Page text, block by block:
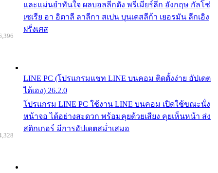
และแม่นยำทันใจ ผลบอลลีกดัง พรีเมียร์ลีก อังกฤษ กัลโช่
เซเรีย อา อิตาลี ลาลีกา สเปน บุนเดสลีก้า เยอรมัน ลีกเอิง
ฝรั่งเศส
LINE PC (โปรแกรมแชท LINE บนคอม ติดตั้งง่าย อัปเดต
ได้เอง) 26.2.0
โปรแกรม LINE PC ใช้งาน LINE บนคอม เปิดใช้ขณะนั่ง
หน้าจอ ได้อย่างสะดวก พร้อมคุยด้วยเสียง คุยเห็นหน้า ส่ง
สติกเกอร์ มีการอัปเดตสม่ำเสมอ